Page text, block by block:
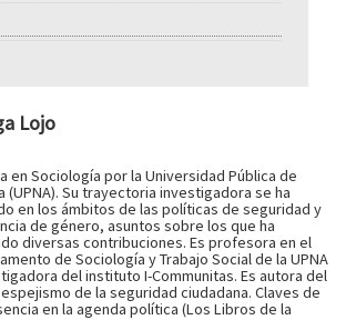
Lojo
en Sociología por la Universidad Pública de
(UPNA). Su trayectoria investigadora se ha
en los ámbitos de las políticas de seguridad y
de género, asuntos sobre los que ha
diversas contribuciones. Es profesora en el
de Sociología y Trabajo Social de la UPNA
del instituto I-Communitas. Es autora del
de la seguridad ciudadana. Claves de
en la agenda política (Los Libros de la